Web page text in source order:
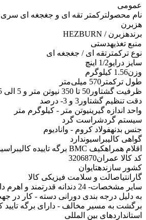
عمومی
نام محصول
هزبرن
برندهزبرن / HEZBURN
منبع تغذیهدستی
نوع ترکمتر تقه ای / جغجغه ای
سایز درایو1/2 اینچ
وزن1.56 کیلوگرم
طول ترکمتر 570 میلی‌متر
ظرفیت گشتاور 50 تا 350 نیوتن متر و 5 الی 35 کیلوگرم متر
دقت تنظیم گشتاور 3 و 3- درصد
واحد اندازه گیرینیوتن متر - کیلوگرم متر
سیستم گردشراست گرد
جنس بدنهفولاد کروم - وانادیوم
گواهی کالیبراسیوندارد
اقلام همراهکیف BMC برگه تاییده کالیبراسیون
کد کالا عمران3206870
کشور سازندهتایوان
گارانتیاصالت و سلامت فیزیکی کالا
سایر مشخصات
- 24 دندانه قدرتمند و
به دلیل درجه بندی دورانی دسته - کار در
برگشت به مسیر مخالف - دارای برگه تایید
استانداردهای بین المللی